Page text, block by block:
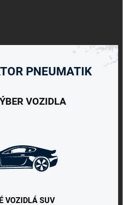
PNEUMATIK
VOZIDLA
VOZIDLÁ SUV